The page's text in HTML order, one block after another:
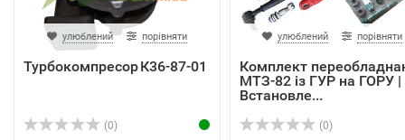
улюблений порівняти
Турбокомпресор К36‑87‑01
(0)
улюблений порівняти
Комплект
МТЗ-82 із ГУР на ГОРУ |
Встановле...
(0)